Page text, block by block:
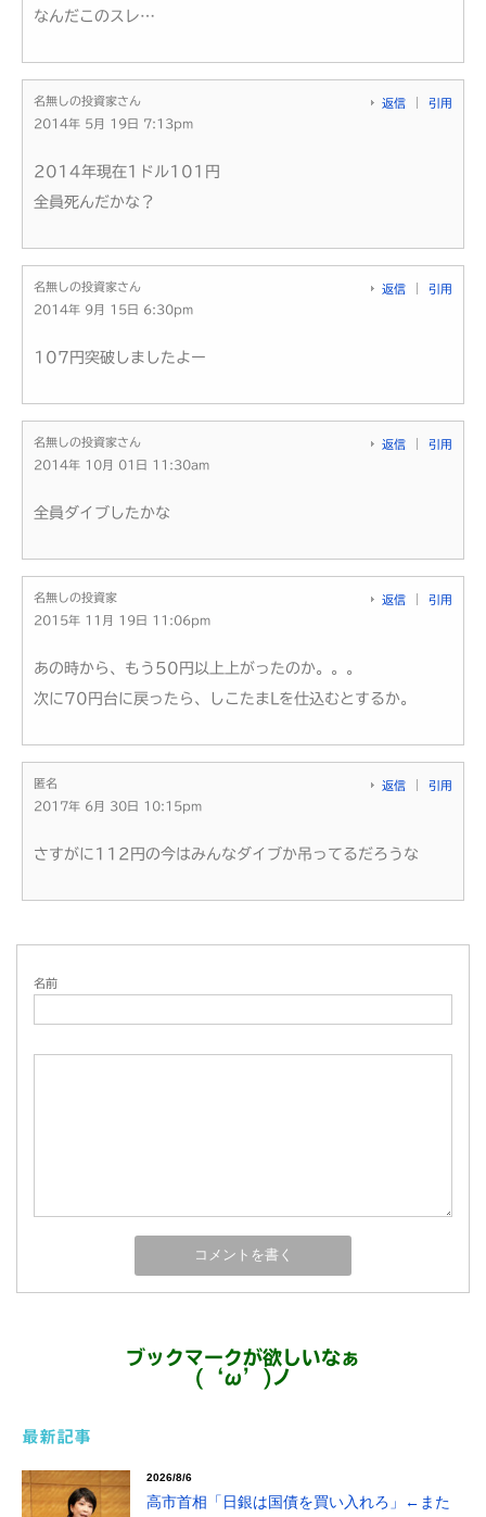
なんだこのスレ…
名無しの投資家さん
2014年 5月 19日 7:13pm
返信 引用
2014年現在1ドル101円
全員死んだかな？
名無しの投資家さん
2014年 9月 15日 6:30pm
返信 引用
107円突破しましたよー
名無しの投資家さん
2014年 10月 01日 11:30am
返信 引用
全員ダイブしたかな
名無しの投資家
2015年 11月 19日 11:06pm
返信 引用
あの時から、もう50円以上上がったのか。。。
次に70円台に戻ったら、しこたまLを仕込むとするか。
匿名
2017年 6月 30日 10:15pm
返信 引用
さすがに112円の今はみんなダイブか吊ってるだろうな
名前
ブックマークが欲しいなぁ
(‘ω’)ノ
最新記事
2026/8/6
高市首相「日銀は国債を買い入れろ」←また